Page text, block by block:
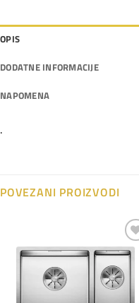
OPIS
DODATNE INFORMACIJE
NAPOMENA
.
POVEZANI PROIZVODI
Dodaj
na